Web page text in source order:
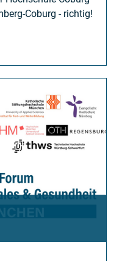
Coburg - richtig!